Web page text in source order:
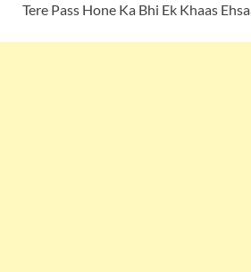
Tere Pass Hone Ka Bhi Ek Khaas